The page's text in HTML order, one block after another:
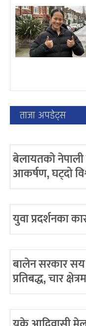
ताजा अपडेट्स
बेलायतको नेपाली
आकर्षण, घट्दो
युवा प्रदर्शनका
बालेन सरकार सय
प्रतिबद्ध, चार